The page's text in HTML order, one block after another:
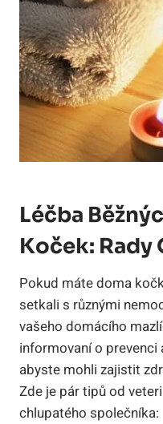
Léčba
Koček: Rady
Pokud máte doma
setkali s různými
vašeho domácího
informovaní o
abyste mohli zajistit
Zde je pár tipů od
chlupatého společníka: